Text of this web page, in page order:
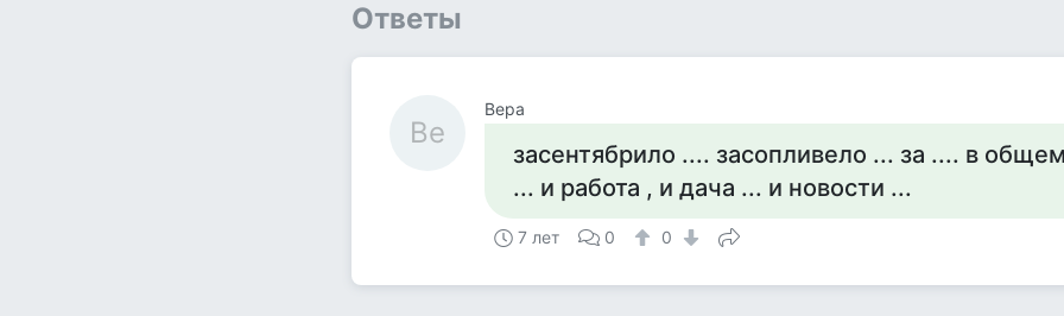
Ответы
Ве
Вера
засентябрило .... засопливело ... за .... в
... и работа , и дача ... и новости ...
7 лет 0 0